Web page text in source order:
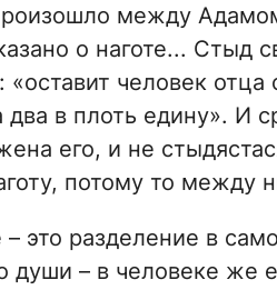
между
о наготе... Стыд
человек
в плоть едину». И
его, и не
потому то
это разделение в
– в человеке же